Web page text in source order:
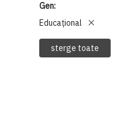
Gen
Educațional
sterge toate